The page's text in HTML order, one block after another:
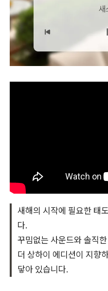
새해의 시작에 필요한 태
다.
꾸밈없는 사운드와 솔직
더 상하이 에디션이 지향
닿아 있습니다.